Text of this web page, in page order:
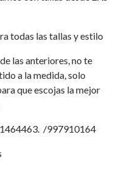
todas las tallas y estilo
las anteriores, no te
a la medida, solo
que escojas la mejor
/997910164